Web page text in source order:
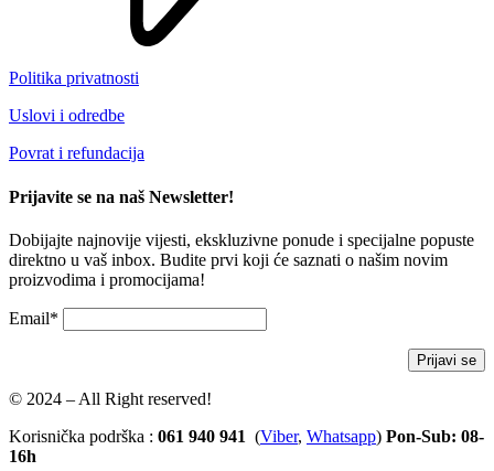
Politika privatnosti
Uslovi i odredbe
Povrat i refundacija
Prijavite se na naš Newsletter!
Dobijajte najnovije vijesti, ekskluzivne ponude i specijalne popuste
direktno u vaš inbox. Budite prvi koji će saznati o našim novim
proizvodima i promocijama!
Email*
© 2024 – All Right reserved!
Korisnička podrška : 061 940 941 (Viber, Whatsapp) Pon-Sub: 08-
16h